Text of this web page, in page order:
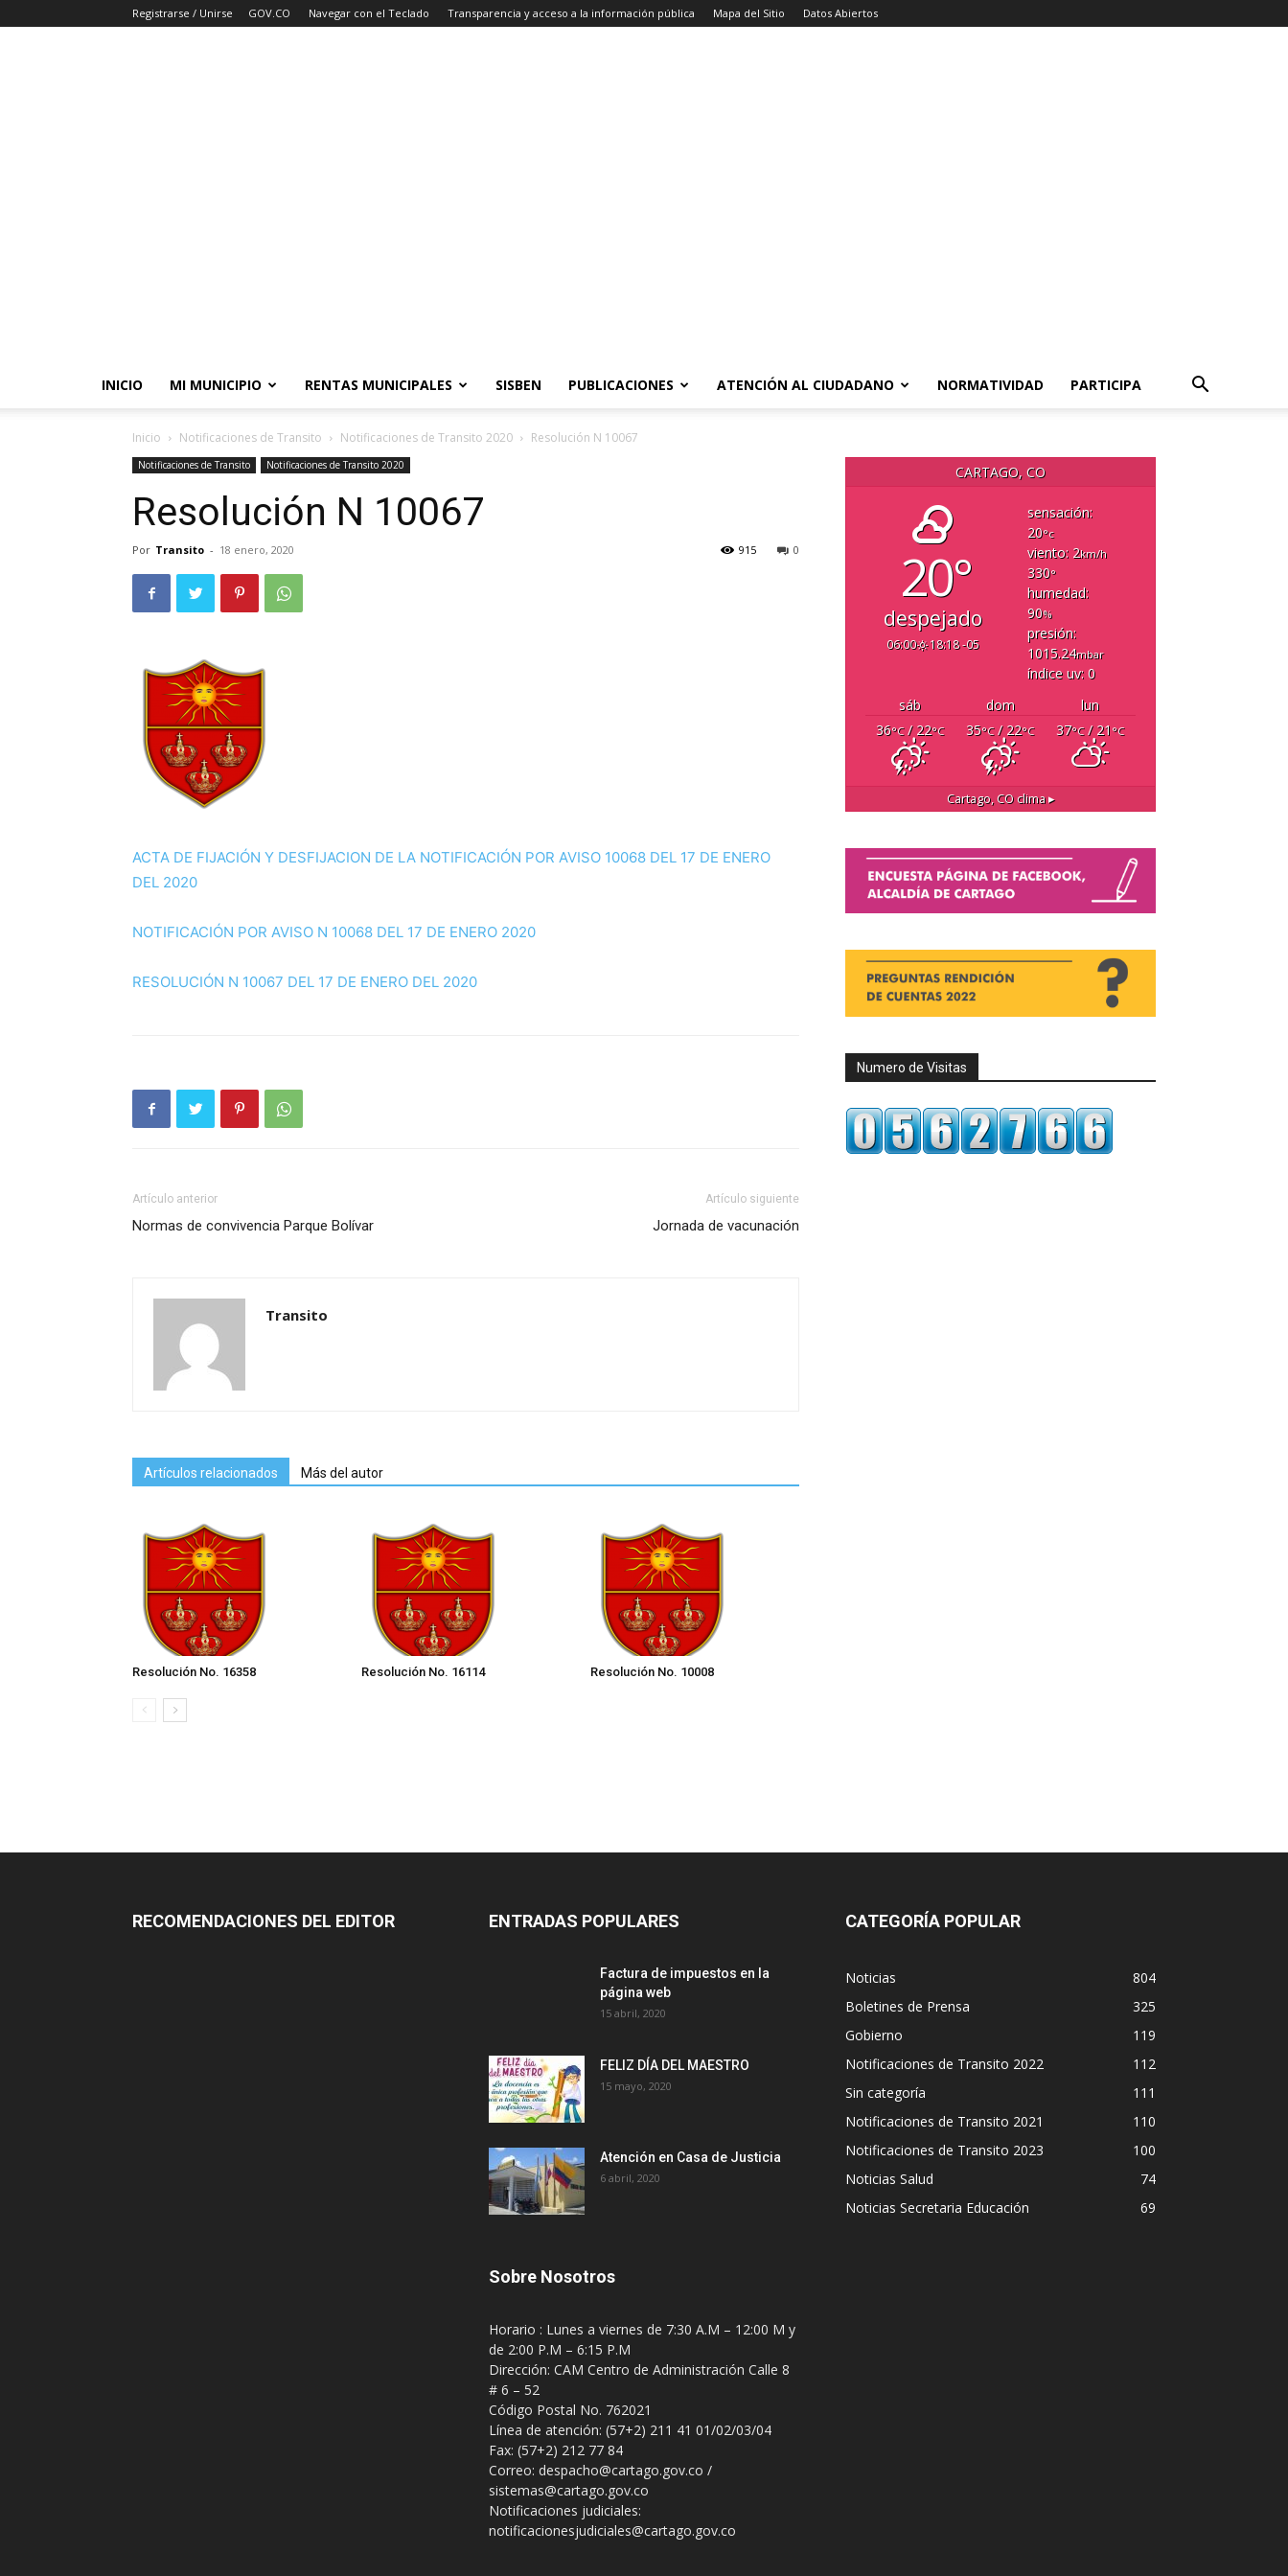
Registrarse / Unirse GOV.CO Navegar con el Teclado Transparencia y acceso a la información pública Mapa del Sitio Datos Abiertos
INICIO MI MUNICIPIO RENTAS MUNICIPALES SISBEN PUBLICACIONES ATENCIÓN AL CIUDADANO NORMATIVIDAD PARTICIPA
Inicio Notificaciones de Transito Notificaciones de Transito 2020 Resolución N 10067
Notificaciones de Transito Notificaciones de Transito 2020
Resolución N 10067
Por Transito - 18 enero, 2020 0
915
ACTA DE FIJACIÓN Y DESFIJACION DE LA NOTIFICACIÓN POR AVISO 10068 DEL 17 DE ENERO
DEL 2020
NOTIFICACIÓN POR AVISO N 10068 DEL 17 DE ENERO 2020
RESOLUCIÓN N 10067 DEL 17 DE ENERO DEL 2020
Artículo anterior
Normas de convivencia Parque Bolívar
Artículo siguiente
Jornada de vacunación
Transito
Artículos relacionados Más del autor
Resolución No. 16358 Resolución No. 16114 Resolución No. 10008
CARTAGO, CO
20°
despejado
06:00 18:18 -05
sensación:
20°c
viento: 2km/h
330°
humedad:
90%
presión:
1015.24mbar
índice uv: 0
sáb
dom
lun
36°C/ 22°C 35°C/ 22°C 37°C/ 21 °C
Cartago, COclima ▸
Numero de Visitas
RECOMENDACIONES DEL EDITOR ENTRADAS POPULARES
Factura de impuestos en la
página web
15 abril, 2020
FELIZ DÍA DEL MAESTRO
15 mayo, 2020
Atención en Casa de Justicia
6 abril, 2020
Sobre Nosotros
Horario : Lunes a viernes de 7:30 A.M – 12:00 M y
de 2:00 P.M – 6:15 P.M
Dirección: CAM Centro de Administración Calle 8
# 6 – 52
Código Postal No. 762021
Línea de atención: (57+2) 211 41 01/02/03/04
Fax: (57+2) 212 77 84
Correo: despacho@cartago.gov.co /
sistemas@cartago.gov.co
Notificaciones judiciales:
notificacionesjudiciales@cartago.gov.co
CATEGORÍA POPULAR
Noticias
804
Boletines de Prensa
325
Gobierno
119
Notificaciones de Transito 2022
112
Sin categoría
111
Notificaciones de Transito 2021
110
Notificaciones de Transito 2023
100
Noticias Salud
74
Noticias Secretaria Educación
69